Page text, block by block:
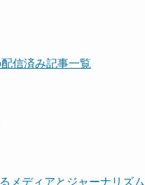
信済み記事一覧
メディアとジャーナリズム